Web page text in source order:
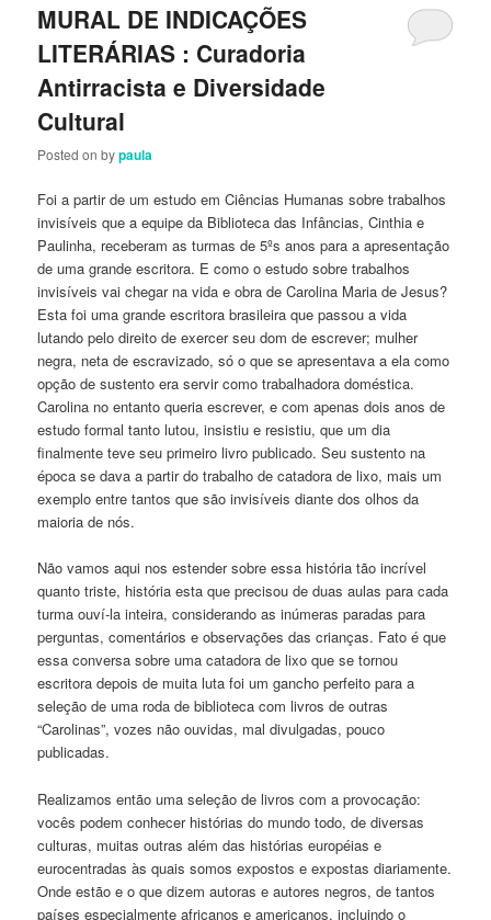
MURAL DE INDICAÇÕES
LITERÁRIAS : Curadoria
Antirracista e Diversidade
Cultural
Posted onbypaula
Foi a partir de um estudo em Ciências Humanas sobre trabalhos
invisíveis que a equipe da Biblioteca das Infâncias, Cinthia e
Paulinha, receberam as turmas de 5ºs anos para a apresentação
de uma grande escritora. E como o estudo sobre trabalhos
invisíveis vai chegar na vida e obra de Carolina Maria de Jesus?
Esta foi uma grande escritora brasileira que passou a vida
lutando pelo direito de exercer seu dom de escrever; mulher
negra, neta de escravizado, só o que se apresentava a ela como
opção de sustento era servir como trabalhadora doméstica.
Carolina no entanto queria escrever, e com apenas dois anos de
estudo formal tanto lutou, insistiu e resistiu, que um dia
finalmente teve seu primeiro livro publicado. Seu sustento na
época se dava a partir do trabalho de catadora de lixo, mais um
exemplo entre tantos que são invisíveis diante dos olhos da
maioria de nós.
Não vamos aqui nos estender sobre essa história tão incrível
quanto triste, história esta que precisou de duas aulas para cada
turma ouví-la inteira, considerando as inúmeras paradas para
perguntas, comentários e observações das crianças. Fato é que
essa conversa sobre uma catadora de lixo que se tornou
escritora depois de muita luta foi um gancho perfeito para a
seleção de uma roda de biblioteca com livros de outras
“Carolinas”, vozes não ouvidas, mal divulgadas, pouco
publicadas.
Realizamos então uma seleção de livros com a provocação:
vocês podem conhecer histórias do mundo todo, de diversas
culturas, muitas outras além das histórias européias e
eurocentradas às quais somos expostos e expostas diariamente.
Onde estão e o que dizem autoras e autores negros, de tantos
países especialmente africanos e americanos, incluindo o